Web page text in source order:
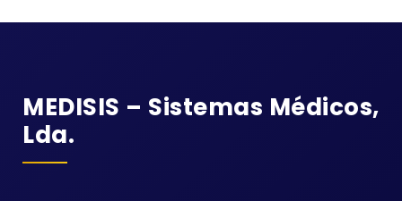
MEDISIS – Sistemas Médicos,
Lda.